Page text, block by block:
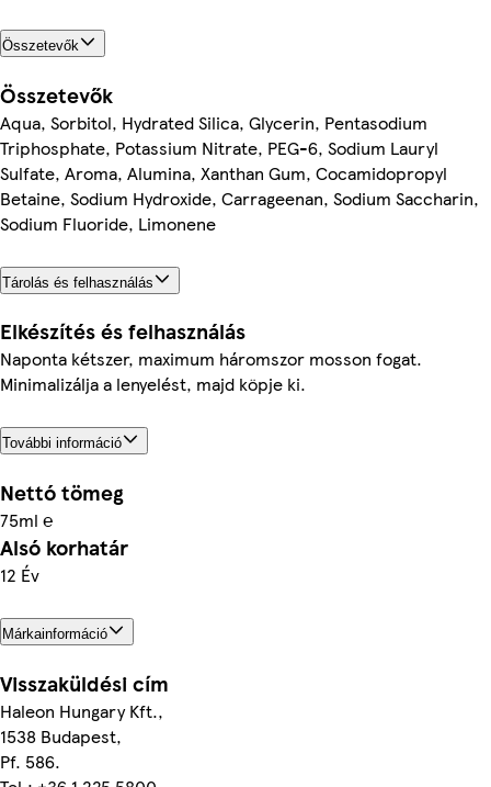
Összetevők
Összetevők
Aqua, Sorbitol, Hydrated Silica, Glycerin, Pentasodium
Triphosphate, Potassium Nitrate, PEG-6, Sodium Lauryl
Sulfate, Aroma, Alumina, Xanthan Gum, Cocamidopropyl
Betaine, Sodium Hydroxide, Carrageenan, Sodium Saccharin,
Sodium Fluoride, Limonene
Tárolás és felhasználás
Elkészítés és felhasználás
Naponta kétszer, maximum háromszor mosson fogat.
Minimalizálja a lenyelést, majd köpje ki.
További információ
Nettó tömeg
75ml ℮
Alsó korhatár
12 Év
Márkainformáció
Visszaküldési cím
Haleon Hungary Kft.,
1538 Budapest,
Pf. 586.